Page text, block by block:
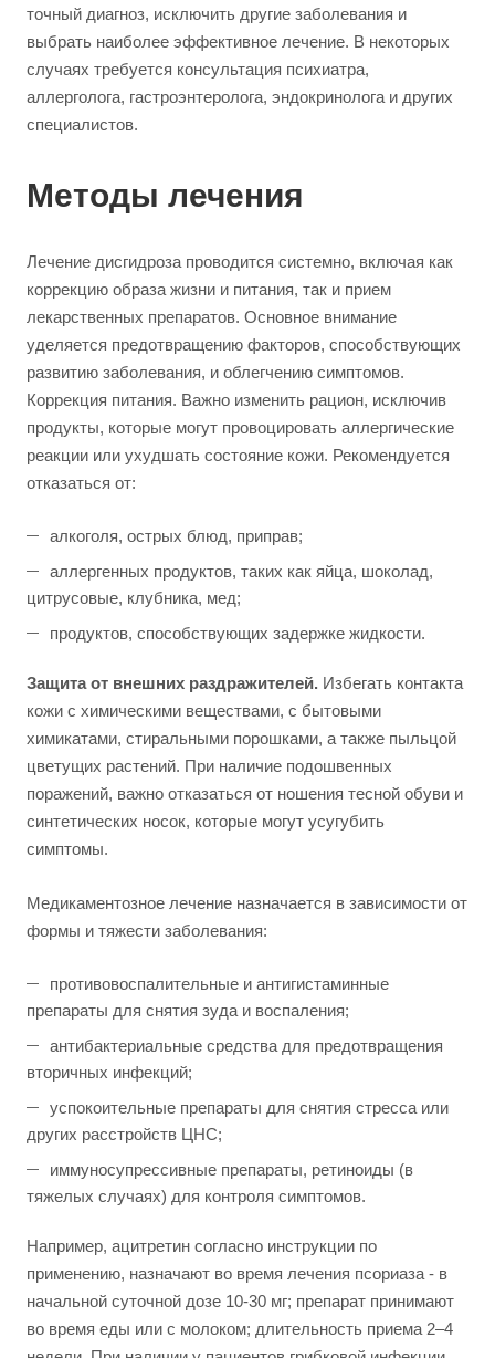
точный диагноз, исключить другие заболевания и
выбрать наиболее эффективное лечение. В некоторых
случаях требуется консультация психиатра,
аллерголога, гастроэнтеролога, эндокринолога и других
специалистов.
Методы лечения
Лечение дисгидроза проводится системно, включая как
коррекцию образа жизни и питания, так и прием
лекарственных препаратов. Основное внимание
уделяется предотвращению факторов, способствующих
развитию заболевания, и облегчению симптомов.
Коррекция питания. Важно изменить рацион, исключив
продукты, которые могут провоцировать аллергические
реакции или ухудшать состояние кожи. Рекомендуется
отказаться от:
алкоголя, острых блюд, приправ;
аллергенных продуктов, таких как яйца, шоколад,
цитрусовые, клубника, мед;
продуктов, способствующих задержке жидкости.
Защита от внешних раздражителей. Избегать контакта
кожи с химическими веществами, с бытовыми
химикатами, стиральными порошками, а также пыльцой
цветущих растений. При наличие подошвенных
поражений, важно отказаться от ношения тесной обуви и
синтетических носок, которые могут усугубить
симптомы.
Медикаментозное лечение назначается в зависимости от
формы и тяжести заболевания:
противовоспалительные и антигистаминные
препараты для снятия зуда и воспаления;
антибактериальные средства для предотвращения
вторичных инфекций;
успокоительные препараты для снятия стресса или
других расстройств ЦНС;
иммуносупрессивные препараты, ретиноиды (в
тяжелых случаях) для контроля симптомов.
Например, ацитретин согласно инструкции по
применению, назначают во время лечения псориаза - в
начальной суточной дозе 10-30 мг; препарат принимают
во время еды или с молоком; длительность приема 2–4